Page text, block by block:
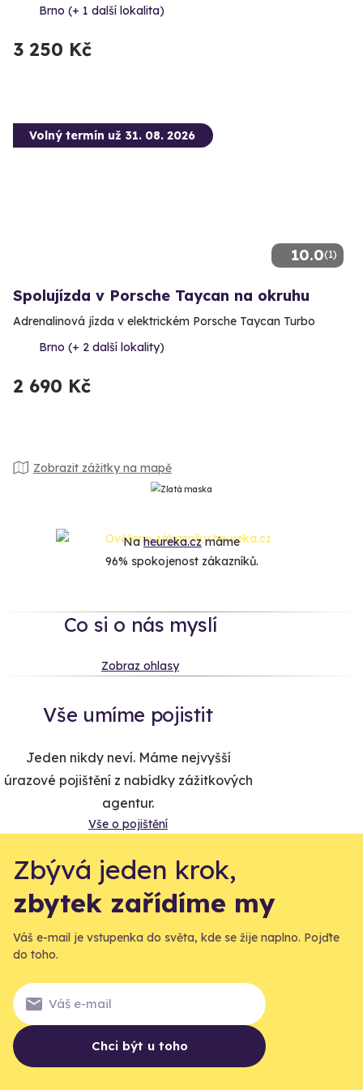
Brno (+ 1 další lokalita)
3 250 Kč
10.0(1)
Volný termín už 31. 08. 2026
Spolujízda v Porsche Taycan na okruhu
Adrenalinová jízda v elektrickém Porsche Taycan Turbo
Brno (+ 2 další lokality)
2 690 Kč
Zobrazit zážitky na mapě
Naheureka.czmáme
96% spokojenost zákazníků.
Co si o nás myslí
Zobraz ohlasy
Vše umíme pojistit
Jeden nikdy neví. Máme nejvyšší
úrazové pojištění z nabídky zážitkových
agentur.
Vše o pojištění
Zbývá jeden krok,
zbytek zařídíme my
Váš e-mail je vstupenka do světa, kde se žije naplno. Pojďte
do toho.
Chci být u toho